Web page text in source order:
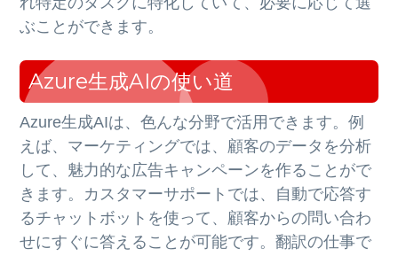
ぶことができます。
Azure生成AIの使い道
Azure生成AIは、色んな分野で活用できます。例
えば、マーケティングでは、顧客のデータを分析
して、魅力的な広告キャンペーンを作ることがで
きます。カスタマーサポートでは、自動で応答す
るチャットボットを使って、顧客からの問い合わ
せにすぐに答えることが可能です。翻訳の仕事で